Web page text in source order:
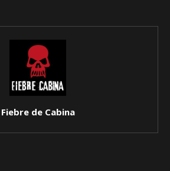
Fiebre de Cabina